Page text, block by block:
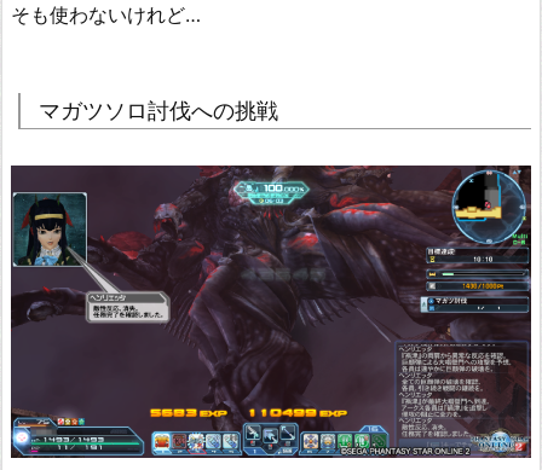
そも使わないけれど…
マガツソロ討伐への挑戦